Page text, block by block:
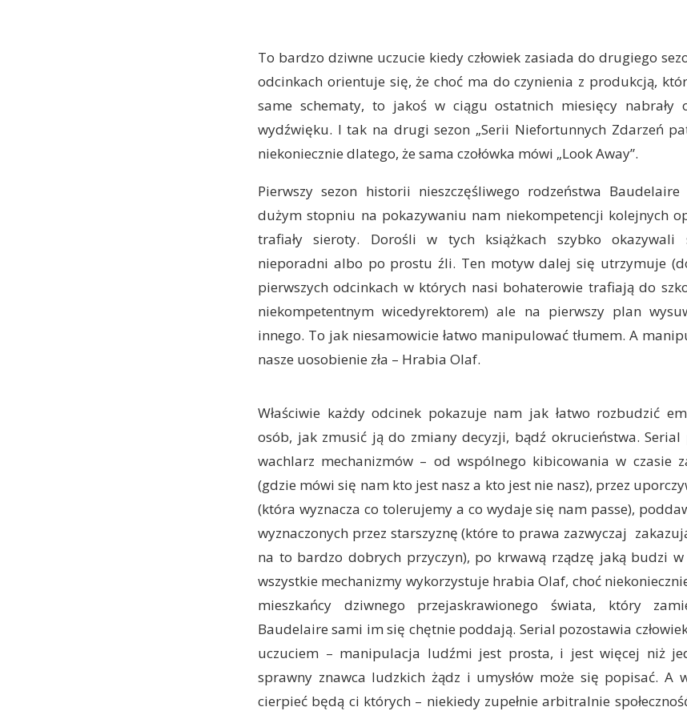
To bardzo dziwne uczucie kiedy człowiek zasiada do drugiego
odcinkach orientuje się, że choć ma do czynienia z produkcją,
same schematy, to jakoś w ciągu ostatnich miesięcy nabrały
wydźwięku. I tak na drugi sezon „Serii Niefortunnych Zdarzeń
niekoniecznie dlatego, że sama czołówka mówi „Look Away”.
Pierwszy sezon historii nieszczęśliwego rodzeństwa
dużym stopniu na pokazywaniu nam niekompetencji kolejnych
trafiały sieroty. Dorośli w tych książkach szybko okazywali
nieporadni albo po prostu źli. Ten motyw dalej się utrzymuje
pierwszych odcinkach w których nasi bohaterowie trafiają do
niekompetentnym wicedyrektorem) ale na pierwszy plan
innego. To jak niesamowicie łatwo manipulować tłumem. A
nasze uosobienie zła – Hrabia Olaf.
Właściwie każdy odcinek pokazuje nam jak łatwo rozbudzić
osób, jak zmusić ją do zmiany decyzji, bądź okrucieństwa. Serial
wachlarz mechanizmów – od wspólnego kibicowania w czasie
(gdzie mówi się nam kto jest nasz a kto jest nie nasz), przez
(która wyznacza co tolerujemy a co wydaje się nam passe),
wyznaczonych przez starszyznę (które to prawa zazwyczaj
na to bardzo dobrych przyczyn), po krwawą rządzę jaką budzi w
wszystkie mechanizmy wykorzystuje hrabia Olaf, choć
mieszkańcy dziwnego przejaskrawionego świata, który
Baudelaire sami im się chętnie poddają. Serial pozostawia
uczuciem – manipulacja ludźmi jest prosta, i jest więcej niż
sprawny znawca ludzkich żądz i umysłów może się popisać. A
cierpieć będą ci których – niekiedy zupełnie arbitralnie